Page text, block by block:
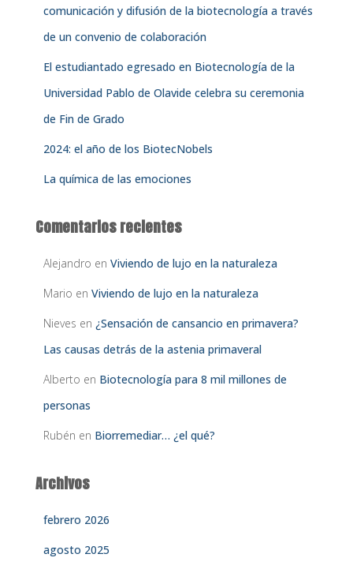
comunicación y difusión de la biotecnología a través
de un convenio de colaboración
El estudiantado egresado en Biotecnología de la
Universidad Pablo de Olavide celebra su ceremonia
de Fin de Grado
2024: el año de los BiotecNobels
La química de las emociones
Comentarios recientes
Alejandro en Viviendo de lujo en la naturaleza
Mario en Viviendo de lujo en la naturaleza
Nieves en ¿Sensación de cansancio en primavera?
Las causas detrás de la astenia primaveral
Alberto en Biotecnología para 8 mil millones de
personas
Rubén en Biorremediar… ¿el qué?
Archivos
febrero 2026
agosto 2025